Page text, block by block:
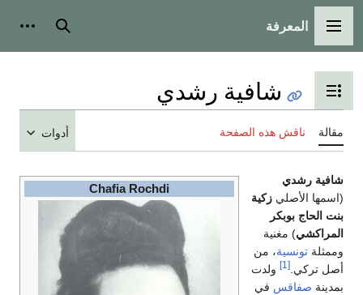
القائمة الرئيسية
المعرفة بحث
تبديل عرض جدول المحتويات
شافية رشدي
ناقش هذه الصفحة أدوات
Chafia Rochdi
رشدي
الأصليزكية
الحاج بوبكر
) مغنية
تونسية، من
تركي.
ولدت
صفاقسفي